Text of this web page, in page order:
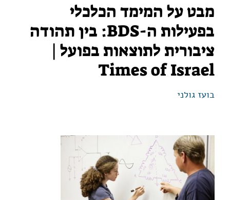
מבט על המימד הכלכלי
בפעילות ה-BDS: בין תהודה
ציבורית לתוצאות בפועל |
Times of Israel
בועז גולני